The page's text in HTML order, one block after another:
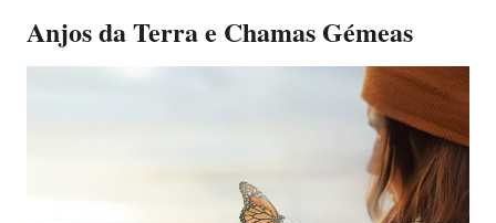
Anjos da Terra e Chamas Gémeas